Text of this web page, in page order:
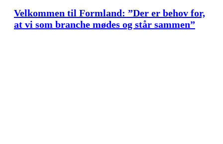
Velkommen til Formland: ”Der er behov for,
at vi som branche mødes og står sammen”